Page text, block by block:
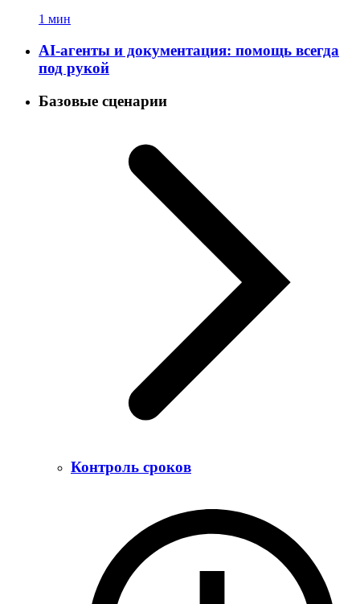
1 мин
AI-агенты и документация: помощь всегда
под рукой
Базовые сценарии
Контроль сроков